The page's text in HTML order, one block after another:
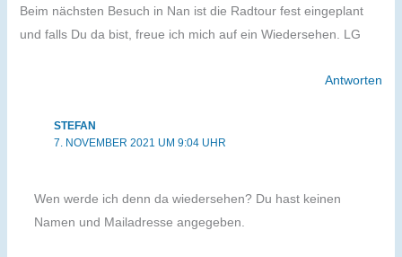
Beim nächsten Besuch in Nan ist die Radtour fest eingeplant
und falls Du da bist, freue ich mich auf ein Wiedersehen. LG
Antworten
STEFAN
7. NOVEMBER 2021 UM 9:04 UHR
Wen werde ich denn da wiedersehen? Du hast keinen
Namen und Mailadresse angegeben.